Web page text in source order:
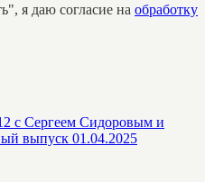
я даю согласие на обработку
с Сергеем Сидоровым и
выпуск 01.04.2025